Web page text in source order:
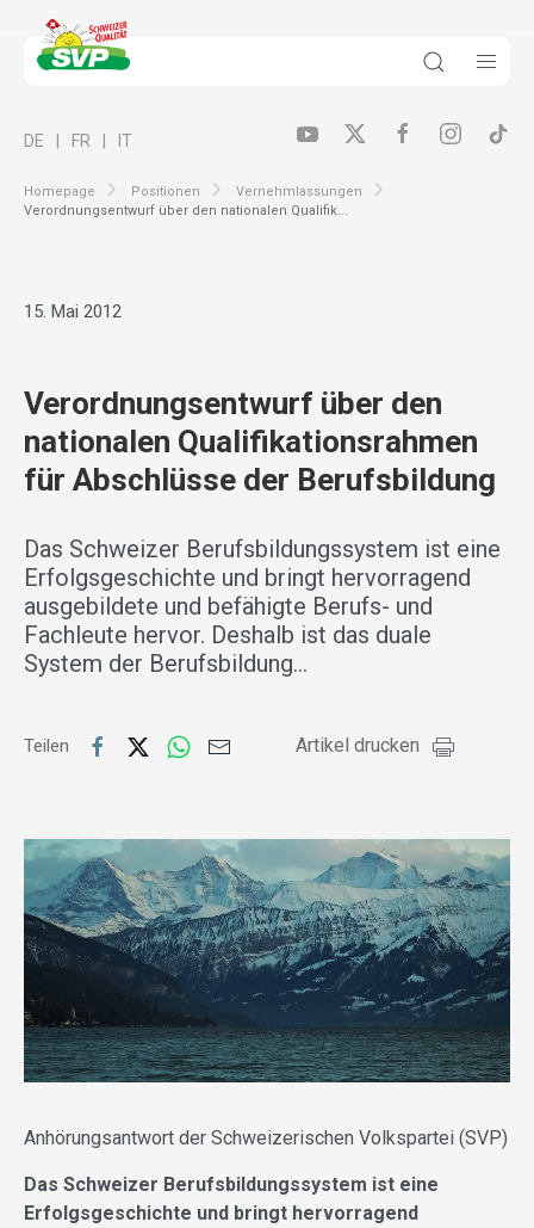
Homepage Positionen
Vernehmlassungen
Verordnungsentwurf über den nationalen Qualifik...
DE FR IT
15. Mai 2012
Verordnungsentwurf über den
nationalen Qualifikationsrahmen
für Abschlüsse der Berufsbildung
Das Schweizer Berufsbildungssystem ist eine
Erfolgsgeschichte und bringt hervorragend
ausgebildete und befähigte Berufs- und
Fachleute hervor. Deshalb ist das duale
System der Berufsbildung…
Teilen Artikel drucken
Anhörungsantwort der Schweizerischen Volkspartei (SVP)
Das Schweizer Berufsbildungssystem ist eine
Erfolgsgeschichte und bringt hervorragend